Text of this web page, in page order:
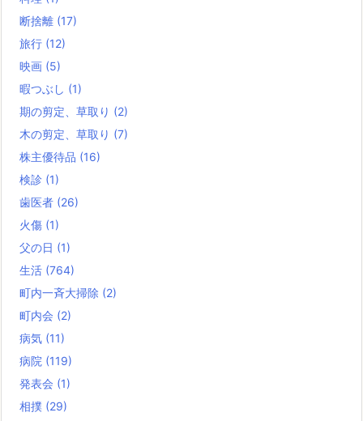
断捨離 (17)
旅行 (12)
映画 (5)
暇つぶし (1)
期の剪定、草取り (2)
木の剪定、草取り (7)
株主優待品 (16)
検診 (1)
歯医者 (26)
火傷 (1)
父の日 (1)
生活 (764)
町内一斉大掃除 (2)
町内会 (2)
病気 (11)
病院 (119)
発表会 (1)
相撲 (29)